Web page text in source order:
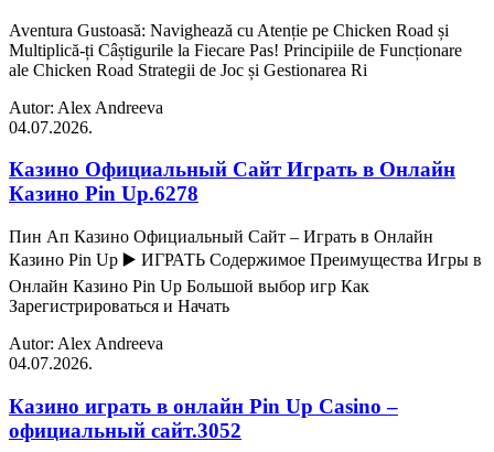
Aventura Gustoasă: Navighează cu Atenție pe Chicken Road și
Multiplică-ți Câștigurile la Fiecare Pas! Principiile de Funcționare
ale Chicken Road Strategii de Joc și Gestionarea Ri
Autor: Alex Andreeva
04.07.2026.
Казино Официальный Сайт Играть в Онлайн
Казино Pin Up.6278
Пин Ап Казино Официальный Сайт – Играть в Онлайн
Казино Pin Up ▶️ ИГРАТЬ Содержимое Преимущества Игры в
Онлайн Казино Pin Up Большой выбор игр Как
Зарегистрироваться и Начать
Autor: Alex Andreeva
04.07.2026.
Казино играть в онлайн Pin Up Casino –
официальный сайт.3052